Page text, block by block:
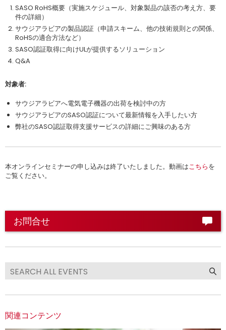
SASO RoHS概要（実施スケジュール、対象製品の該否の考え方、要
件の詳細）
サウジアラビアの製品認証（申請スキーム、他の技術規則との関係、
RoHSの適合方法など）
SASO認証取得に向けULが提供するソリューション
Q&A
対象者:
サウジアラビアへ電気電子機器の出荷を検討中の方
サウジアラビアのSASO認証について最新情報を入手したい方
弊社のSASO認証取得支援サービスの詳細にご興味のある方
本オンラインセミナーの申し込みは終了いたしました。動画はこちらを
ご覧ください。
お問合せ
関連コンテンツ